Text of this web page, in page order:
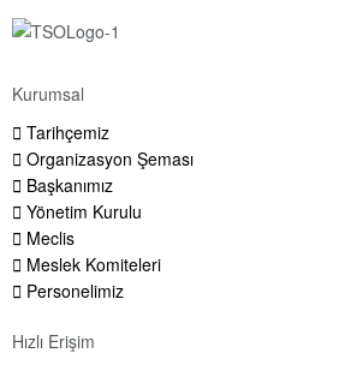
Kurumsal
Tarihçemiz
Organizasyon Şeması
Başkanımız
Yönetim Kurulu
Meclis
Meslek Komiteleri
Personelimiz
Hızlı Erişim